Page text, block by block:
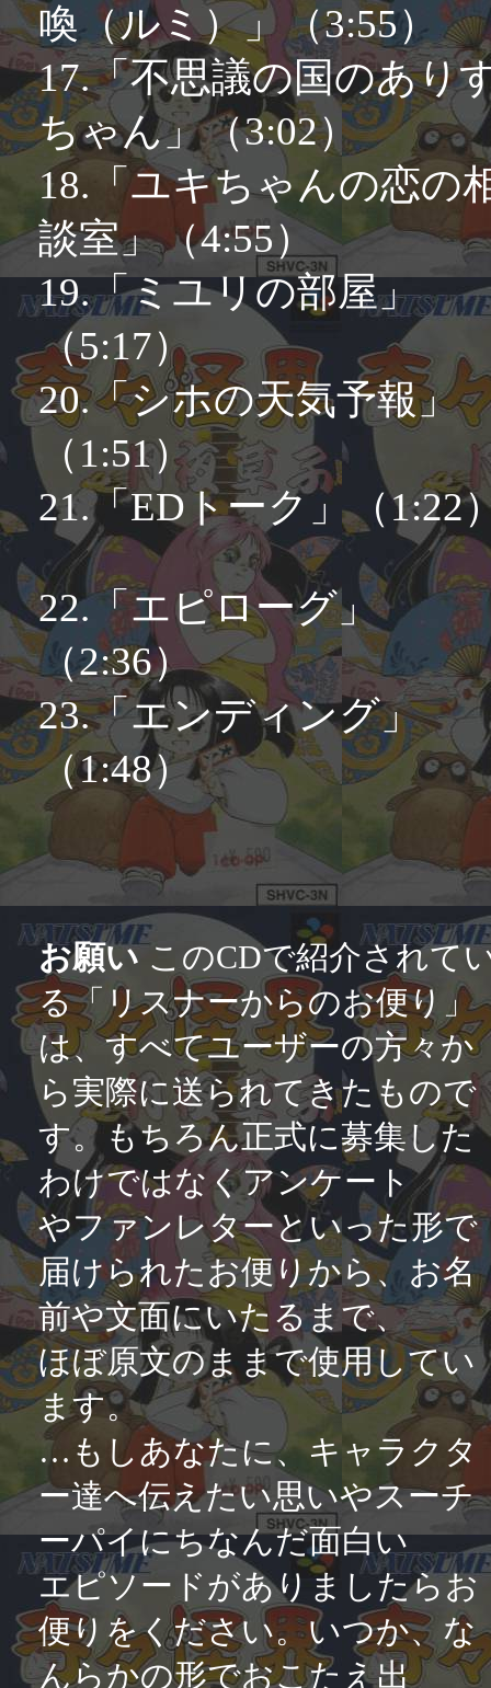
喚（ルミ）」（3:55）
17.「不思議の国のあり
ちゃん」（3:02）
18.「ユキちゃんの恋の
談室」（4:55）
19.「ミユリの部屋」
（5:17）
20.「シホの天気予報」
（1:51）
21.「EDトーク」（1:22
22.「エピローグ」
（2:36）
23.「エンディング」
（1:48）
お願い このCDで紹介されて
る「リスナーからのお便り」
は、すべてユーザーの方々か
ら実際に送られてきたもので
す。もちろん正式に募集した
わけではなくアンケート
やファンレターといった形で
届けられたお便りから、お名
前や文面にいたるまで、
ほぼ原文のままで使用してい
ます。
…もしあなたに、キャラクタ
ー達へ伝えたい思いやスーチ
ーパイにちなんだ面白い
エピソードがありましたらお
便りをください。いつか、な
んらかの形でおこたえ出